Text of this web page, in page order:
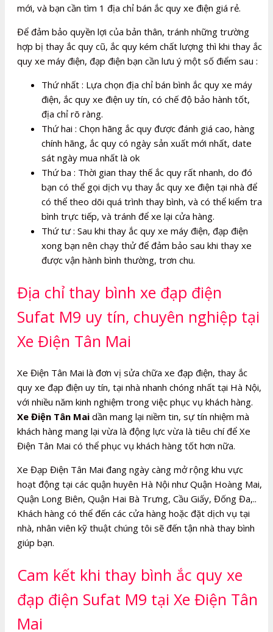
mới, và bạn cần tìm 1 địa chỉ bán ắc quy xe điện giá rẻ.
Để đảm bảo quyền lợi của bản thân, tránh những trường
hợp bị thay ắc quy cũ, ắc quy kém chất lượng thì khi thay ắc
quy xe máy điện, đạp điện bạn cần lưu ý một số điểm sau :
Thứ nhất : Lựa chọn địa chỉ bán bình ắc quy xe máy
điện, ắc quy xe điện uy tín, có chế độ bảo hành tốt,
địa chỉ rõ ràng.
Thứ hai : Chọn hãng ắc quy được đánh giá cao, hàng
chính hãng, ắc quy có ngày sản xuất mới nhất, date
sát ngày mua nhất là ok
Thứ ba : Thời gian thay thế ắc quy rất nhanh, do đó
bạn có thể gọi dịch vụ thay ắc quy xe điện tại nhà để
có thể theo dõi quá trình thay bình, và có thể kiểm tra
bình trực tiếp, và tránh để xe lại cửa hàng.
Thứ tư : Sau khi thay ắc quy xe máy điện, đạp điện
xong bạn nên chạy thử để đảm bảo sau khi thay xe
được vận hành bình thường, trơn chu.
Địa chỉ thay bình xe đạp điện
Sufat M9 uy tín, chuyên nghiệp tại
Xe Điện Tân Mai
Xe Điện Tân Mai là đơn vị sửa chữa xe đạp điện, thay ắc
quy xe đạp điện uy tín, tại nhà nhanh chóng nhất tại Hà Nội,
với nhiều năm kinh nghiệm trong việc phục vụ khách hàng.
Xe Điện Tân Mai dần mang lại niềm tin, sự tín nhiệm mà
khách hàng mang lại vừa là động lực vừa là tiêu chí để Xe
Điện Tân Mai có thể phục vụ khách hàng tốt hơn nữa.
Xe Đạp Điện Tân Mai đang ngày càng mở rộng khu vực
hoạt động tại các quận huyên Hà Nội như Quận Hoàng Mai,
Quận Long Biên, Quận Hai Bà Trưng, Cầu Giấy, Đống Đa,..
Khách hàng có thể đến các cửa hàng hoặc đặt dịch vụ tại
nhà, nhân viên kỹ thuật chúng tôi sẽ đến tận nhà thay bình
giúp bạn.
Cam kết khi thay bình ắc quy xe
đạp điện Sufat M9 tại Xe Điện Tân
Mai